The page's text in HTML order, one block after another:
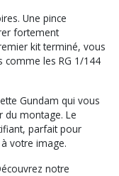
Une pince
fortement
kit terminé, vous
comme les RG 1/144
Gundam qui vous
du montage. Le
parfait pour
votre image.
notre